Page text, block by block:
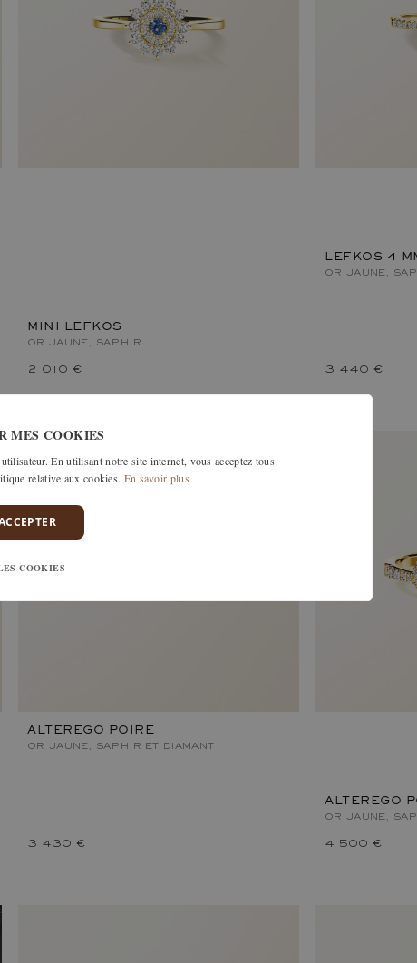
MINI LEFKOS
OR JAUNE, SAPHIR
2 010 €
LEFKOS 4
OR JAUNE,
3 440 €
ALTEREGO POIRE
OR JAUNE, SAPHIR ET DIAMANT
3 430 €
ALTEREGO
OR JAUNE,
4 500 €
MES COOKIES
En utilisant notre site internet, vous acceptez tous
relative aux cookies. En savoir plus
COOKIES